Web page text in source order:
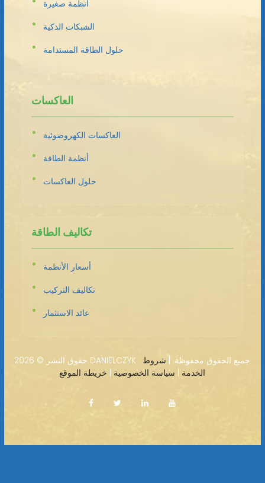
أنظمة صغيرة
الشبكات الذكية
حلول الطاقة المستدامة
العاكسات
العاكسات الكهروضوئية
أنظمة الطاقة
حلول العاكسات
تكاليف الطاقة
أسعار الأنظمة
تكاليف التركيب
عائد الاستثمار
حقوق النشر © 2026 DANIELCZYK · جميع الحقوق محفوظة. | شروط
الخدمة
سياسة الخصوصية خريطة الموقع